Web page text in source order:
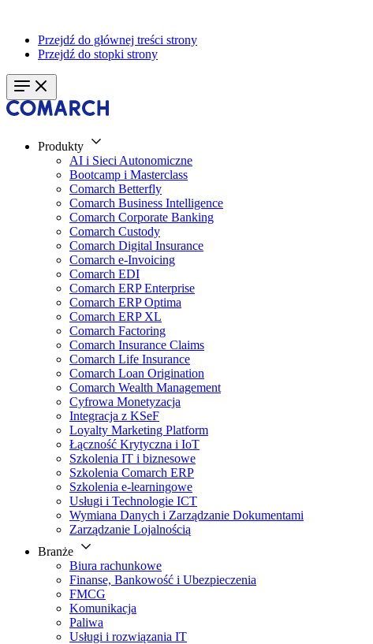
Przejdź do głównej treści strony
Przejdź do stopki strony
Produkty
AI i Sieci Autonomiczne
Bootcamp i Masterclass
Comarch Betterfly
Comarch Business Intelligence
Comarch Corporate Banking
Comarch Custody
Comarch Digital Insurance
Comarch e-Invoicing
Comarch EDI
Comarch ERP Enterprise
Comarch ERP Optima
Comarch ERP XL
Comarch Factoring
Comarch Insurance Claims
Comarch Life Insurance
Comarch Loan Origination
Comarch Wealth Management
Cyfrowa Monetyzacja
Integracja z KSeF
Loyalty Marketing Platform
Łączność Krytyczna i IoT
Szkolenia IT i biznesowe
Szkolenia Comarch ERP
Szkolenia e-learningowe
Usługi i Technologie ICT
Wymiana Danych i Zarządzanie Dokumentami
Zarządzanie Lojalnością
Branże
Biura rachunkowe
Finanse, Bankowość i Ubezpieczenia
FMCG
Komunikacja
Paliwa
Usługi i rozwiązania IT